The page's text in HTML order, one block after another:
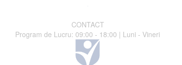
CONTACT
Program de Lucru: 09:00 - 18:00 | Luni - Vineri